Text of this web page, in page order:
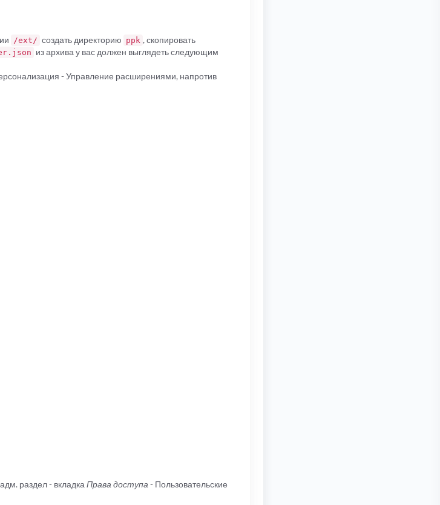
/ext/ создать директорию ppk , скопировать
из архива у вас должен выглядеть следующим
- Управление расширениями, напротив
раздел - вкладка Права доступа - Пользовательские